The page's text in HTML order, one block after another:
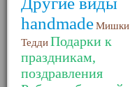
handmadeМишки
ТеддиПодарки к
праздникам,
поздравления